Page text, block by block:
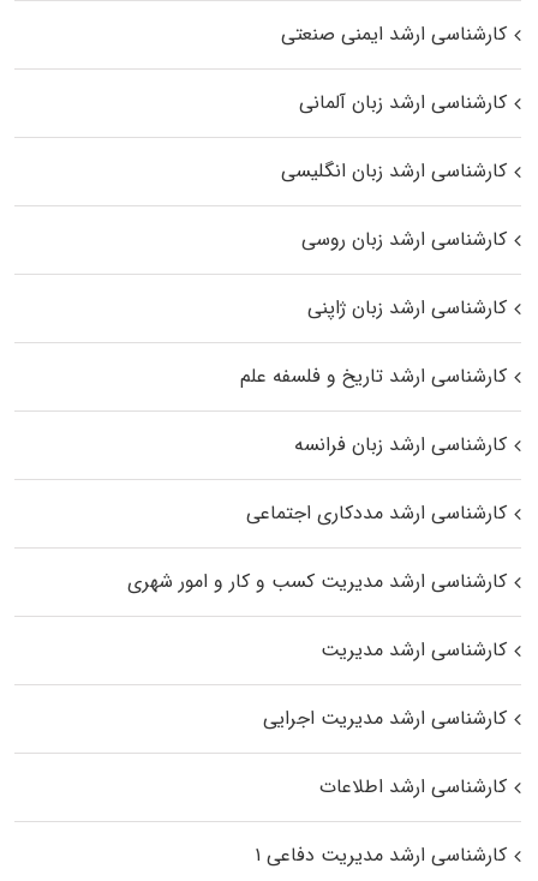
کارشناسی ارشد ایمنی صنعتی
کارشناسی ارشد زبان آلمانی
کارشناسی ارشد زبان انگلیسی
کارشناسی ارشد زبان روسی
کارشناسی ارشد زبان ژاپنی
کارشناسی ارشد تاریخ و فلسفه علم
کارشناسی ارشد زبان فرانسه
کارشناسی ارشد مددکاری اجتماعی
کارشناسی ارشد مدیریت کسب و کار و امور شهری
کارشناسی ارشد مدیریت
کارشناسی ارشد مدیریت اجرایی
کارشناسی ارشد اطلاعات
کارشناسی ارشد مدیریت دفاعی ۱